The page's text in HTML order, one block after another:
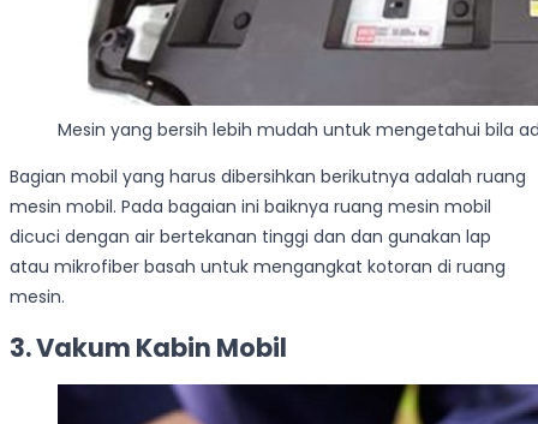
Mesin yang bersih lebih mudah untuk mengetahui bila
Bagian mobil yang harus dibersihkan berikutnya adalah ruang
mesin mobil. Pada bagaian ini baiknya ruang mesin mobil
dicuci dengan air bertekanan tinggi dan dan gunakan lap
atau mikrofiber basah untuk mengangkat kotoran di ruang
mesin.
3. Vakum Kabin Mobil